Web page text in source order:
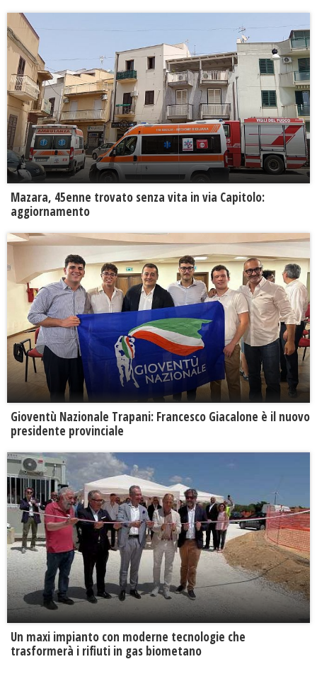
Mazara, 45enne trovato senza vita in via Capitolo:
aggiornamento
Gioventù Nazionale Trapani: Francesco Giacalone è il nuovo
presidente provinciale
Un maxi impianto con moderne tecnologie che
trasformerà i rifiuti in gas biometano